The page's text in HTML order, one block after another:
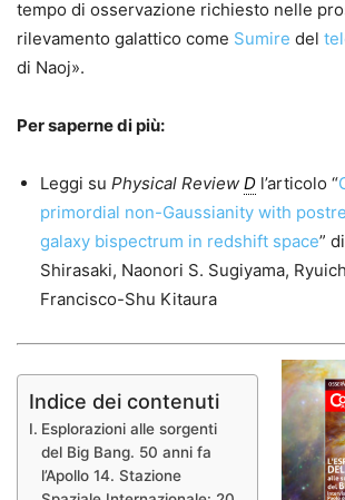
tempo di osservazione richiesto nelle
rilevamento galattico come Sumire del
di Naoj».
Per saperne di più:
Leggi su Physical Review D l’articolo “
primordial non-Gaussianity with
galaxy bispectrum in redshift space”
Shirasaki, Naonori S. Sugiyama,
Francisco-Shu Kitaura
Indice dei contenuti
Esplorazioni alle sorgenti
del Big Bang. 50 anni fa
l’Apollo 14. Stazione